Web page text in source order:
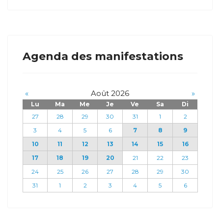
Agenda des manifestations
« Août 2026 »
Lu Ma Me Je Ve Sa
Di
27
28 29 30 31 1
2
3
4 5 6 7 8
9
10
11 12 13 14 15
16
17
18 19 20 21 22
23
24
25 26 27 28 29
30
31
1 2 3 4 5 6